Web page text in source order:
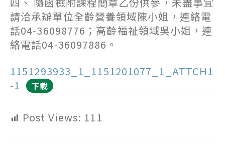
請洽承辦單位全齡營養領域陳小姐，連絡電
話04-36098776；高齡福祉領域吳小姐，連
絡電話04-36097886。
1151293933_1_1151201077_1_ATTCH1
-1
下載
Post Views: 111